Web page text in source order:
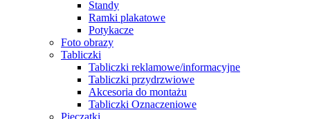
Standy
Ramki plakatowe
Potykacze
Foto obrazy
Tabliczki
Tabliczki reklamowe/informacyjne
Tabliczki przydrzwiowe
Akcesoria do montażu
Tabliczki Oznaczeniowe
Pieczątki